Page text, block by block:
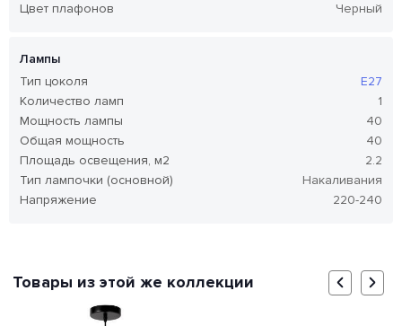
Цвет плафонов
Черный
Лампы
Тип цоколя
E27
Количество ламп
1
Мощность лампы
40
Общая мощность
40
Площадь освещения, м2
2.2
Тип лампочки (основной)
Накаливания
Напряжение
220-240
Товары из этой же коллекции